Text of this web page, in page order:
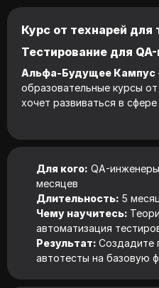
Курс от технарей для
Тестирование для
Альфа-Будущее Кампус
образовательные курсы
хочет развиваться в
Для кого: QA-
месяцев
Длительность: 5
Чему научитесь:
автоматизация
Результат: Создадите
автотесты на базовую